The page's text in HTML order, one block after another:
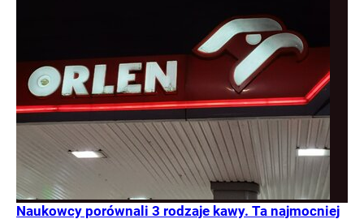
Naukowcy porównali 3 rodzaje kawy. Ta najmocniej